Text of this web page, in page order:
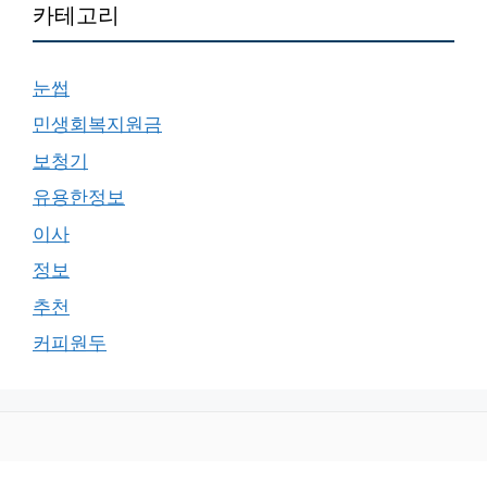
카테고리
눈썹
민생회복지원금
보청기
유용한정보
이사
정보
추천
커피원두